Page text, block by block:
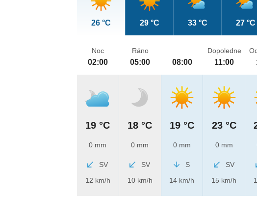
26 °C 29 °C 33 °C 27 °C
Noc
02:00
19 °C
0 mm
SV
12 km/h
Ráno
05:00
18 °C
0 mm
SV
10 km/h
08:00
19 °C
0 mm
S
14 km/h
Dopoledne
11:00
23 °C
0 mm
SV
15 km/h